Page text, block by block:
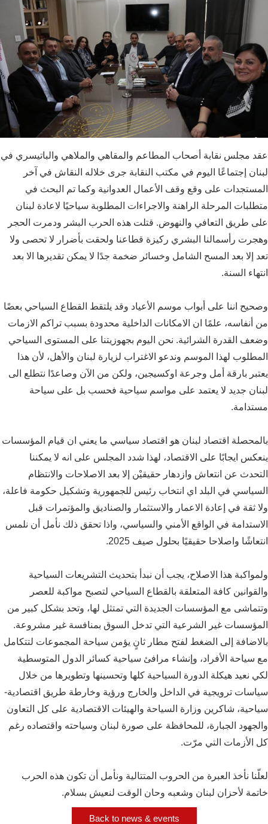
عقد مجلس نقابة أصحاب المطاعم والمقاهي والملاهي والباتيسري في
لبنان إجتماعًا اليوم في مكتب النقابة جرى خلاله النقاش في آخر
المستجدات على وقع وقف الأعمال العدوانية وكما تم البحث في
متطلبات المرحلة الراهنة والاجراءات المطلوبة سياحيًا لاعادة لبنان
على طريق التعافي والنهوض. قتلت هذه الحرب البشر ودمرت الحجر
وهجرت رأسمالنا البشري ركيزة قطاعنا ولحقت بأضرار لا تحصى ولا
تعد إلا بعد المسح الشامل وخسائر ضخمة جدًا لا يمكن تقديرها الا بعد
انتهاء السنة.
وصحيح اننا على أبواب موسم الأعياد وقد يلتقط القطاع السياحي بعضًا
من أنفاسه، علمًا ان الامكانات الداخلية محدودة بسبب تراكم الازمات
وضعف القدرة الشرائية. نحن اليوم بجهوزيتنا على المستوى السياحي
المطلوب لهذا الموسم وندعو الاغتراب لزيارة لبنان والأهل، لأن هذا
يعتبر بارقة أمل وجرعة اوكسيجين، ولكن من الآن وصاعدًا نتطلع الى
لبنان جديد لا يعتمد على مواسم سياحية فحسب بل على سياحة
مستدامة.
بالمحصلة اقتصاد لبنان هو اقتصاد سياسي ما يعني ان قيام المؤسسات
ينعكس ايجابًا على الاقتصاد، لهذا شدد المجلس على انه لا يمكننا
التحدث عن انتعاش وازدهار حقيقيْن إلا بعد الاصلاحات والانتظام
السياسي في البلد اي انتخاب رئيس للجمهورية وتشكيل حكومة فاعلة،
ولا ثقة في إعادة الاعمار والاستثمار والصناديق والمؤتمرات قبل
الاستدامة في الواقع الأمني والسياسي، واذا تحقق ذلك نأمل أن نلمس
انتعاشًا واصلاحا حقيقيًا بحلول صيف 2025.
ولمواكبة هذا الاصلاح، يجب أن نبدأ بتحديث التشريعات السياحية
والقوانين كافة المتعلقة بالقطاع السياحي لتصبح مواكبة للعصر
وتتماشى مع المؤسسات الجديدة التي تمتثل لها، وتحد بشكل كبير من
المؤسسات غير الشرعية التي تدخل السوق بمنافسة غير مشروعة.
بالاضافة إلى الضغط لفتح مطار ثانٍ يؤمن سياحة المجموعات لتتكامل
مع سياحة الأفراد، وإنشاء مرافئ سياحية كسائر الدول المتوسطية
لكي نعيد هيكلة الدورة السياحية كلها وتحسينها وتطويرها من خلال
سياسات ترويجية في الداخل والخارج ورؤية وخارطة طريق اقتصادية-
سياحية، شاكرين وزارة السياحة والهيئات الاقتصادية على كل التعاون
والجهود الجبارة، للمحافظة على صورة لبنان وسياحته واقتصاده رغم
كل الأزمات التي مرّت.
لعلّنا نأخذ العبرة من الحروب المتتالية ونأمل أن تكون هذه الحرب
خاتمة لأحزان لبنان وشعبه وحان الوقت لنعيش بسلام.
Back to news & events